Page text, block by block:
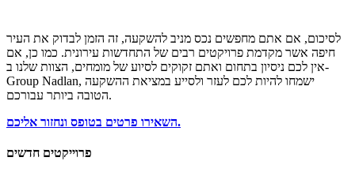
לסיכום, אם אתם מחפשים נכס מניב להשקעה, זה הזמן לבדוק את העיר
חיפה אשר מקדמת פרויקטים רבים של התחדשות עירונית. כמו כן, אם
אין לכם ניסיון בתחום ואתם זקוקים לסיוע של מומחים, הצוות שלנו ב-
Group Nadlan, ישמחו להיות לכם לעזר ולסייע במציאת ההשקעה
הטובה ביותר עבורכם.
השאירו פרטים בטופס ונחזור אליכם.
פרוייקטים חדשים